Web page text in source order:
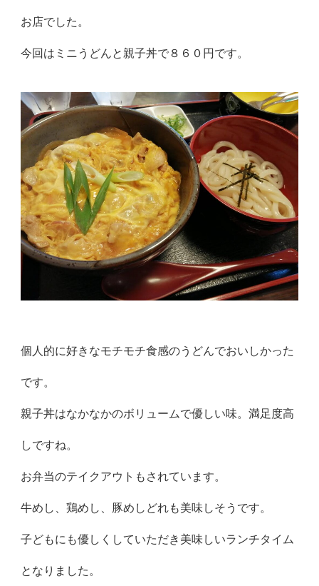
お店でした。
今回はミニうどんと親子丼で８６０円です。
個人的に好きなモチモチ食感のうどんでおいしかった
です。
親子丼はなかなかのボリュームで優しい味。満足度高
しですね。
お弁当のテイクアウトもされています。
牛めし、鶏めし、豚めしどれも美味しそうです。
子どもにも優しくしていただき美味しいランチタイム
となりました。